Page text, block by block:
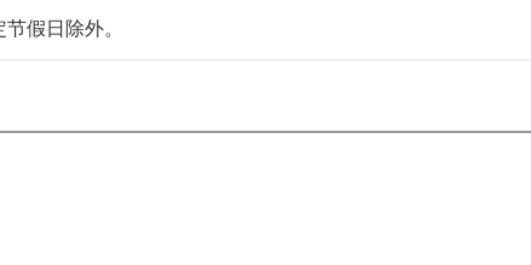
假日除外。